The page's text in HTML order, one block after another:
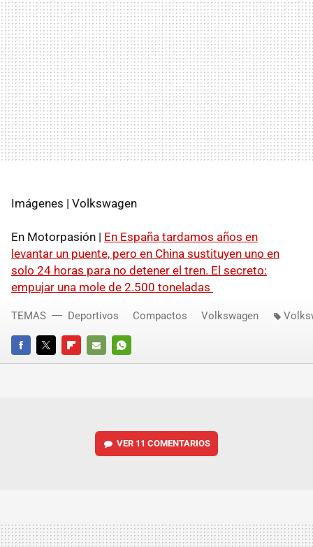
Imágenes | Volkswagen
En Motorpasión | En España tardamos años en
levantar un puente, pero en China sustituyen uno en
solo 24 horas para no detener el tren. El secreto:
empujar una mole de 2.500 toneladas
FACEBOOKTWITTERFLIPBOARD
E-
WHATSAPP
TEMAS Deportivos Compactos Volkswagen
VER 11 COMENTARIOS